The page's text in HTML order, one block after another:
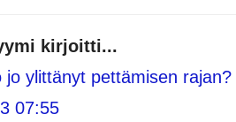
kirjoitti...
jo ylittänyt pettämisen rajan?
07:55